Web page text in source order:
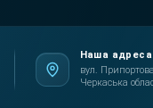
Наша
вул.
Черкаська